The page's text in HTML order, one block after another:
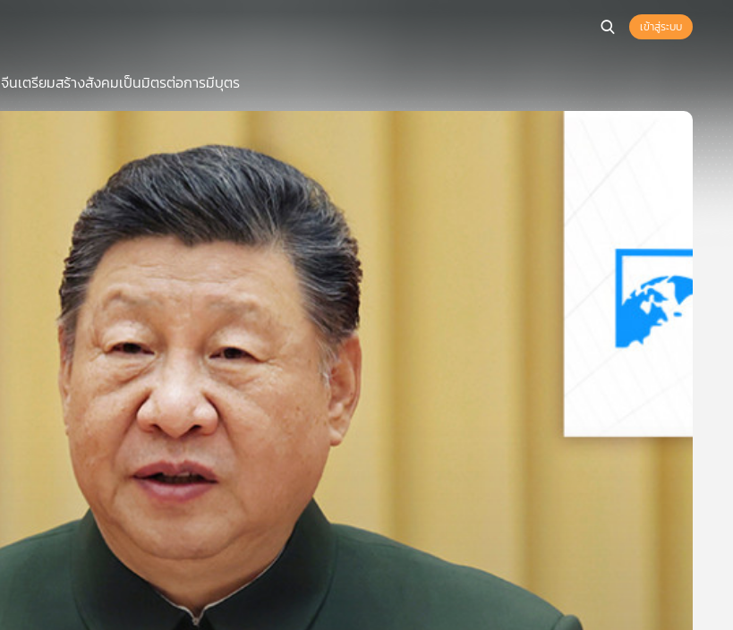
เข้าสู่ระบบ
จีนเตรียมสร้างสังคมเป็นมิตรต่อการมีบุตร